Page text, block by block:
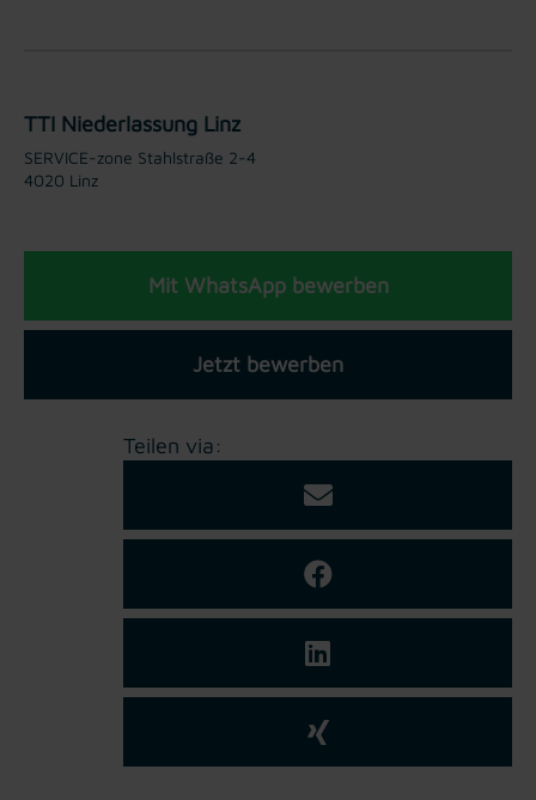
TTI Niederlassung Linz
SERVICE-zone Stahlstraße 2-4
4020 Linz
Mit WhatsApp bewerben
Jetzt bewerben
Teilen via: